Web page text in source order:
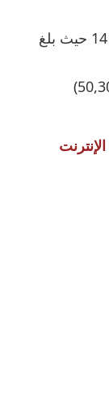
في المرتبة 14 حيث بلغ
بعدها في المرتبة 16( $50,302)